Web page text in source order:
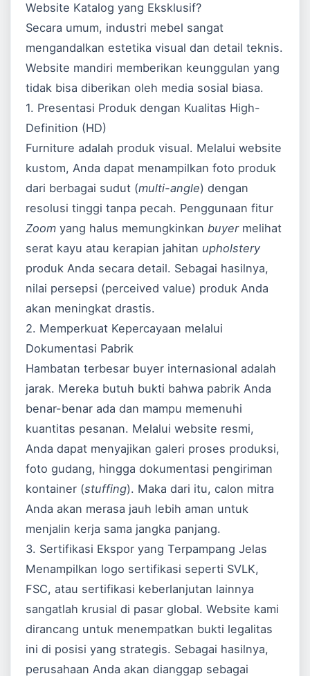
Website Katalog yang Eksklusif?
Secara umum, industri mebel sangat
mengandalkan estetika visual dan detail teknis.
Website mandiri memberikan keunggulan yang
tidak bisa diberikan oleh media sosial biasa.
1. Presentasi Produk dengan Kualitas High-
Definition (HD)
Furniture adalah produk visual. Melalui website
kustom, Anda dapat menampilkan foto produk
dari berbagai sudut (multi-angle) dengan
resolusi tinggi tanpa pecah. Penggunaan fitur
Zoom yang halus memungkinkanbuyermelihat
serat kayu atau kerapian jahitan upholstery
produk Anda secara detail. Sebagai hasilnya,
nilai persepsi (perceived value) produk Anda
akan meningkat drastis.
2. Memperkuat Kepercayaan melalui
Dokumentasi Pabrik
Hambatan terbesar buyer internasional adalah
jarak. Mereka butuh bukti bahwa pabrik Anda
benar-benar ada dan mampu memenuhi
kuantitas pesanan. Melalui website resmi,
Anda dapat menyajikan galeri proses produksi,
foto gudang, hingga dokumentasi pengiriman
kontainer (stuffing). Maka dari itu, calon mitra
Anda akan merasa jauh lebih aman untuk
menjalin kerja sama jangka panjang.
3. Sertifikasi Ekspor yang Terpampang Jelas
Menampilkan logo sertifikasi seperti SVLK,
FSC, atau sertifikasi keberlanjutan lainnya
sangatlah krusial di pasar global. Website kami
dirancang untuk menempatkan bukti legalitas
ini di posisi yang strategis. Sebagai hasilnya,
perusahaan Anda akan dianggap sebagai